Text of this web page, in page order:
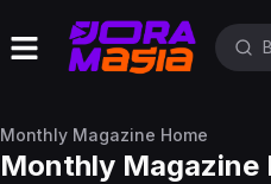
Monthly Magazine Home
Monthly Magazine